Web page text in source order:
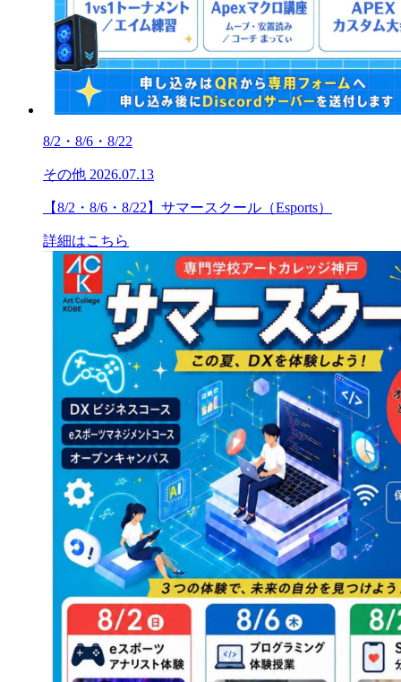
8/2・8/6・8/22
その他 2026.07.13
【8/2・8/6・8/22】サマースクール（Esports）
詳細はこちら